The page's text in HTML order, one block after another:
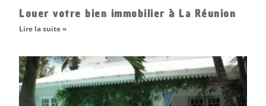
Louer votre bien immobilier à La Réunion
Lire la suite »